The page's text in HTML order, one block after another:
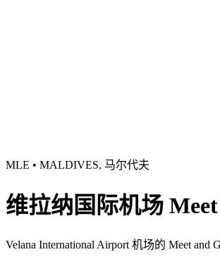
MLE • MALDIVES, 马尔代夫
维拉纳国际机场
Velana International Airport 机场的 Meet